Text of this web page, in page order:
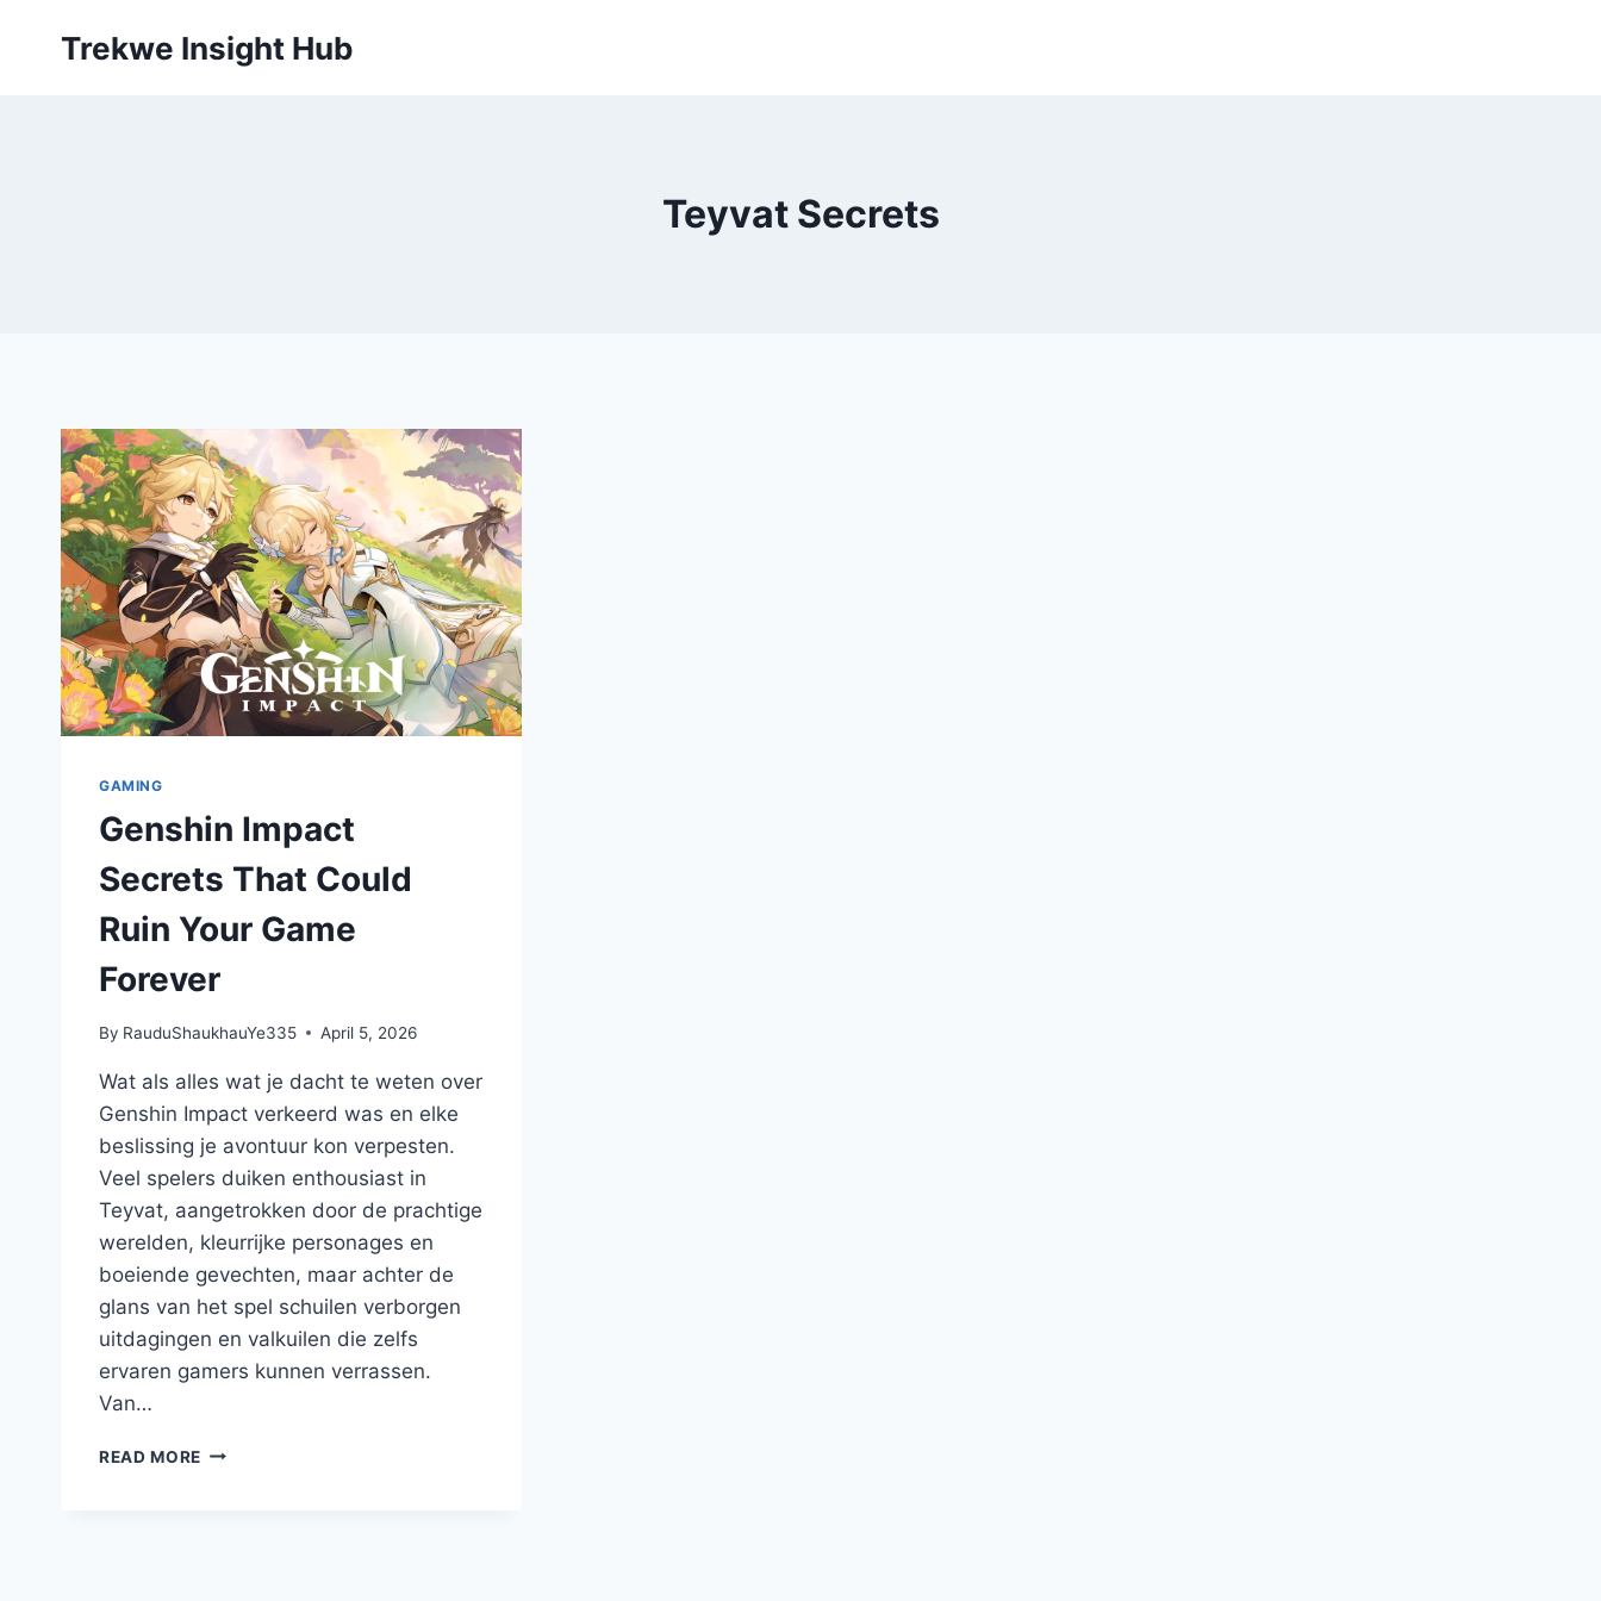
Trekwe Insight Hub
Teyvat Secrets
GAMING
Genshin Impact
Secrets That Could
Ruin Your Game
Forever
By RauduShaukhauYe335 April 5, 2026
Wat als alles wat je dacht te weten over
Genshin Impact verkeerd was en elke
beslissing je avontuur kon verpesten.
Veel spelers duiken enthousiast in
Teyvat, aangetrokken door de prachtige
werelden, kleurrijke personages en
boeiende gevechten, maar achter de
glans van het spel schuilen verborgen
uitdagingen en valkuilen die zelfs
ervaren gamers kunnen verrassen.
Van…
READ MORE GENSHIN